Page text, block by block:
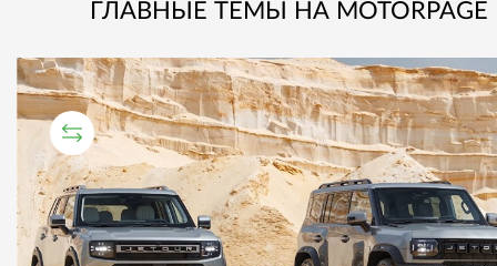
ГЛАВНЫЕ ТЕМЫ НА MOTORPAGE
СРАВНИТЕЛЬНЫЙ ТЕСТ